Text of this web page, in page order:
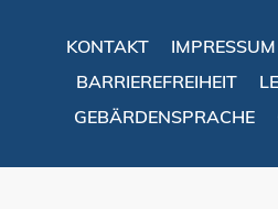
KONTAKT IMPRESSUM
BARRIEREFREIHEIT
GEBÄRDENSPRACHE